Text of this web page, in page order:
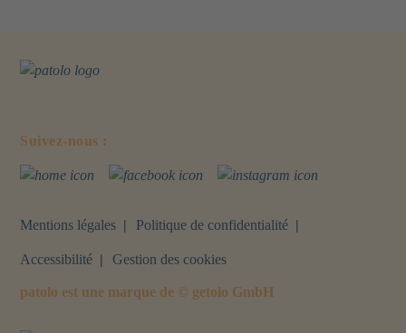
Suivez-nous :
Mentions légales
Politique de confidentialité
Accessibilité Gestion des cookies
patolo est une marque de © getolo GmbH